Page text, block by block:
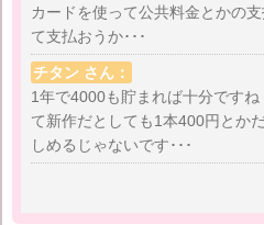
使いづらさもないし還元率
ード作っておいてよかったな
カードを使って公共料金とかの
て支払おうか･･･
チタン さん：
1年で4000も貯まれば十分です
て新作だとしても1本400円とか
しめるじゃないです･･･